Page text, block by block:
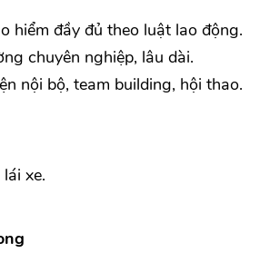
hiểm đầy đủ theo luật lao động.
chuyên nghiệp, lâu dài.
nội bộ, team building, hội thao.
xe.